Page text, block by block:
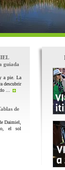
guiada
a pie. La
descubrir
...
de
Daimiel,
el sol